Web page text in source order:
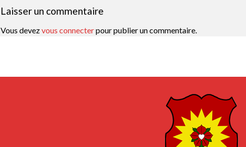
Laisser un commentaire
Vous devezvous connecterpour publier un commentaire.